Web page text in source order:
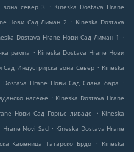
зона север 3 . Kineska Dostava Hrane
Нови Сад Лиман 2 . Kineska Dostava
Dostava Hrane Нови Сад Лиман 1
.
рампа . Kineska Dostava Hrane Нови
Индустријска зона Север . Kineska
Dostava Hrane Нови Сад Слана бара
.
насеље . Kineska Dostava Hrane
Нови Сад Горње ливаде . Kineska
Hrane Novi Sad . Kineska Dostava Hrane
Каменица Татарско Брдо . Kineska